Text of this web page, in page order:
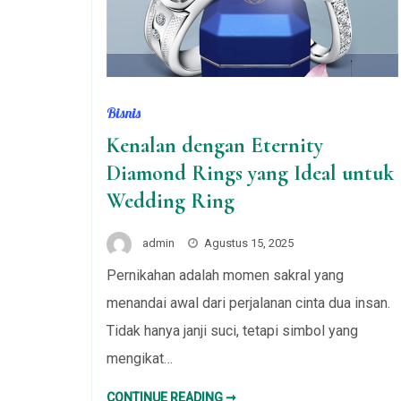
Bisnis
Kenalan dengan Eternity
Diamond Rings yang Ideal untuk
Wedding Ring
admin Agustus 15, 2025
Pernikahan adalah momen sakral yang
menandai awal dari perjalanan cinta dua insan.
Tidak hanya janji suci, tetapi simbol yang
mengikat…
CONTINUE READING ➞KENALAN